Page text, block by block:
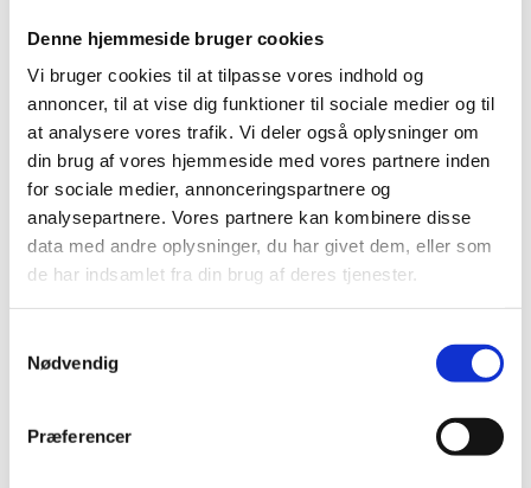
Denne hjemmeside bruger cookies
Vi bruger cookies til at tilpasse vores indhold og
annoncer, til at vise dig funktioner til sociale medier og til
at analysere vores trafik. Vi deler også oplysninger om
din brug af vores hjemmeside med vores partnere inden
for sociale medier, annonceringspartnere og
analysepartnere. Vores partnere kan kombinere disse
data med andre oplysninger, du har givet dem, eller som
de har indsamlet fra din brug af deres tjenester.
Nødvendig
Præferencer
karakter. Institutionens leder orienterer samtidig
bedømmerne om afgørelsen.
Hvis eksaminanden bliver tilbudt
omprøve/ombedømmelse:
Det er eksaminandens beslutning, om de vil tage imod
tilbuddet
Eksaminanden har to uger fra at tilbuddet er modtaget, til at
tilbuddet.
Udpegning af (om)bedømmere